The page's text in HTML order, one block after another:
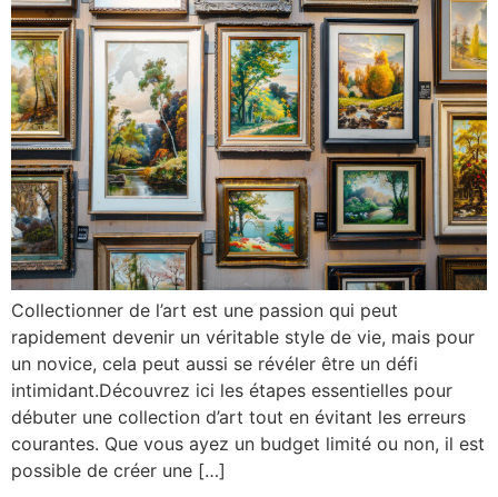
Collectionner de l’art est une passion qui peut
rapidement devenir un véritable style de vie, mais pour
un novice, cela peut aussi se révéler être un défi
intimidant.Découvrez ici les étapes essentielles pour
débuter une collection d’art tout en évitant les erreurs
courantes. Que vous ayez un budget limité ou non, il est
possible de créer une […]